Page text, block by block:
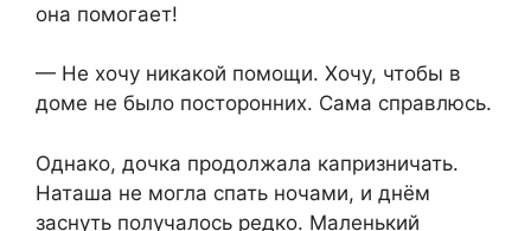
она помогает!
— Не хочу никакой помощи. Хочу, чтобы в
доме не было посторонних. Сама справлюсь.
Однако, дочка продолжала капризничать.
Наташа не могла спать ночами, и днём
заснуть получалось редко. Маленький